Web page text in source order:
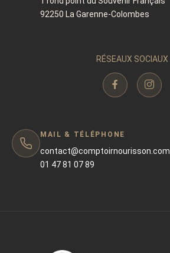
92250 La Garenne-Colombes
RÉSEAUX SOCIAUX
MAIL & TÉLÉPHONE
contact@comptoirnourisson.com
01 47 81 07 89